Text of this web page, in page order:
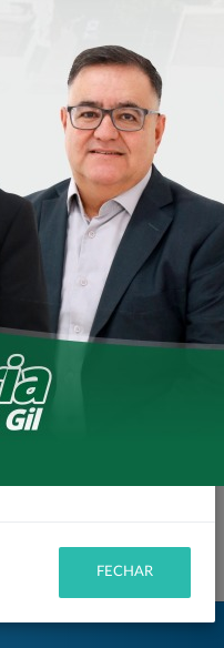
03/2023
Nº 01/2023
01/2023
03/2020
PÚBLICO N.º
FECHAR